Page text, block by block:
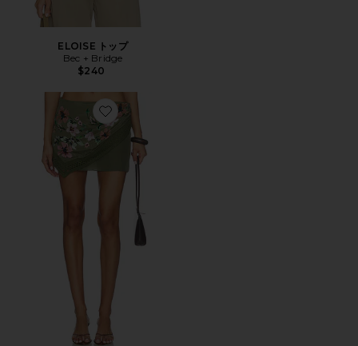
ELOISE トップ
Bec + Bridge
$240
Favorite CAMELIA スカート